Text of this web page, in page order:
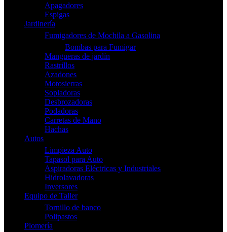
Apagadores
Espigas
Jardinería
Fumigadores de Mochila a Gasolina
Bombas para Fumigar
Mangueras de jardín
Rastrillos
Azadones
Motosierras
Sopladoras
Desbrozadoras
Podadoras
Carretas de Mano
Hachas
Autos
Limpieza Auto
Tapasol para Auto
Aspiradoras Eléctricas y Industriales
Hidrolavadoras
Inversores
Equipo de Taller
Tornillo de banco
Polipastos
Plomería